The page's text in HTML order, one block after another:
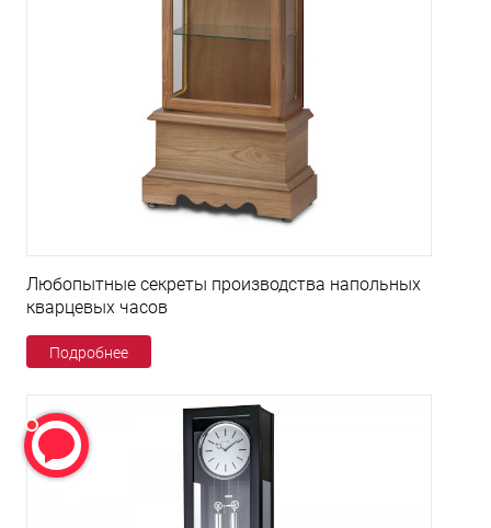
Любопытные секреты производства напольных
кварцевых часов
Подробнее